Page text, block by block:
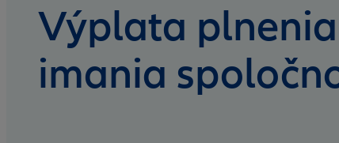
Výplata
imania